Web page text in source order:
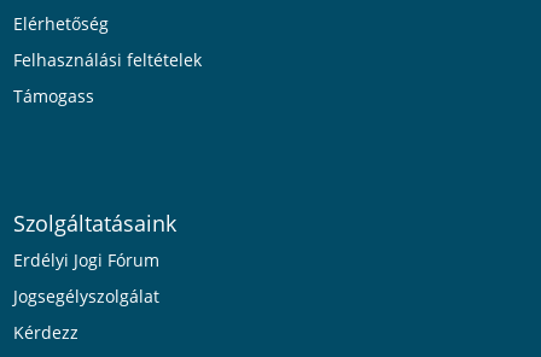
Elérhetőség
Felhasználási feltételek
Támogass
Szolgáltatásaink
Erdélyi Jogi Fórum
Jogsegélyszolgálat
Kérdezz